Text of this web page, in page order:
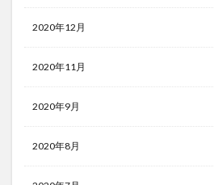
2020年12月
2020年11月
2020年9月
2020年8月